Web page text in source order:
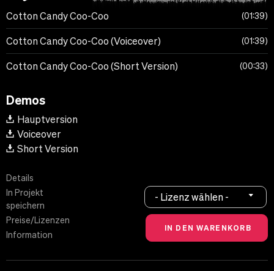
Cotton Candy Coo-Coo 01:39
Cotton Candy Coo-Coo (Voiceover) 01:39
Cotton Candy Coo-Coo (Short Version) 00:33
Demos
Hauptversion
Voiceover
Short Version
Details
In Projekt
speichern
Preise/Lizenzen
Information
- Lizenz wählen -